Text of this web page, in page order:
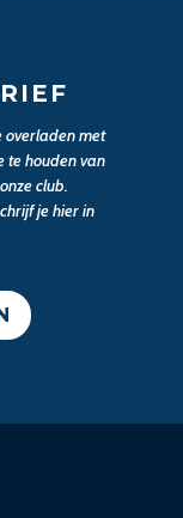
overladen met
te houden van
club.
je hier in